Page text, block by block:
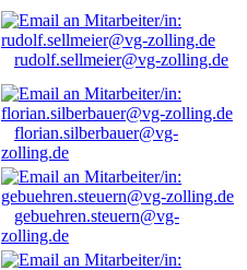
rudolf.sellmeier@vg-zolling.de
florian.silberbauer@vg-
zolling.de
gebuehren.steuern@vg-
zolling.de